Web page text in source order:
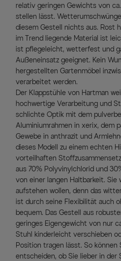
relativ geringen Gewichts von
stellen lässt.
diesem Gestell nichts aus. Rost
im Trend liegende Material ist
ist pflegeleicht, wetterfest und
Außeneinsatz geeignet. Kein
hergestellten Gartenmöbel
verarbeitet werden.
Der Klappstühle von Hartman
hochwertige Verarbeitung und
schlichte Optik mit dem
Aluminiumrahmen in xerix, dem
Gewebe in anthrazit und
dieses Modell zu einem echten
vorteilhaften
aus 70% Polyvinylchlorid und
von einer langen Haltbarkeit. Sie
aufstehen wollen, denn das
ist durch seine Flexibilität auch
bequem. Das Gestell aus
geringes Eigengewicht von nur
Stuhl kinderleicht verschieben
Position tragen lässt. So können
entscheiden, ob Sie lieber in der